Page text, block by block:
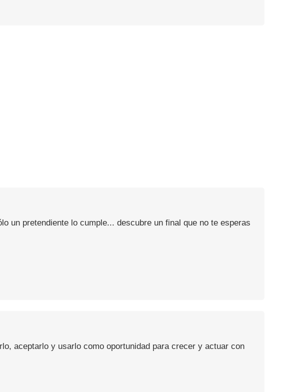
un pretendiente lo cumple... descubre un final que no te esperas
aceptarlo y usarlo como oportunidad para crecer y actuar con